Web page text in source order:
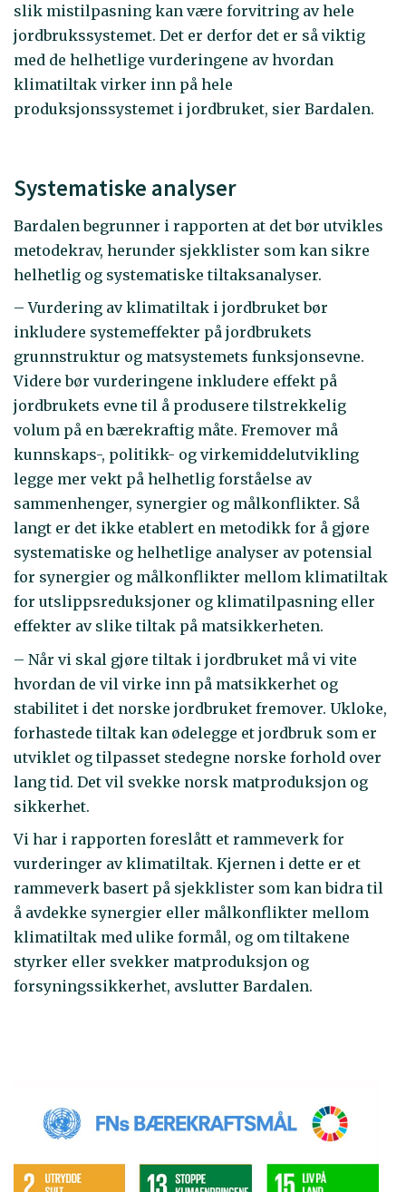
slik mistilpasning kan være forvitring av hele
jordbrukssystemet. Det er derfor det er så viktig
med de helhetlige vurderingene av hvordan
klimatiltak virker inn på hele
produksjonssystemet i jordbruket, sier Bardalen.
Systematiske analyser
Bardalen begrunner i rapporten at det bør utvikles
metodekrav, herunder sjekklister som kan sikre
helhetlig og systematiske tiltaksanalyser.
– Vurdering av klimatiltak i jordbruket bør
inkludere systemeffekter på jordbrukets
grunnstruktur og matsystemets funksjonsevne.
Videre bør vurderingene inkludere effekt på
jordbrukets evne til å produsere tilstrekkelig
volum på en bærekraftig måte. Fremover må
kunnskaps-, politikk- og virkemiddelutvikling
legge mer vekt på helhetlig forståelse av
sammenhenger, synergier og målkonflikter. Så
langt er det ikke etablert en metodikk for å gjøre
systematiske og helhetlige analyser av potensial
for synergier og målkonflikter mellom klimatiltak
for utslippsreduksjoner og klimatilpasning eller
effekter av slike tiltak på matsikkerheten.
– Når vi skal gjøre tiltak i jordbruket må vi vite
hvordan de vil virke inn på matsikkerhet og
stabilitet i det norske jordbruket fremover. Ukloke,
forhastede tiltak kan ødelegge et jordbruk som er
utviklet og tilpasset stedegne norske forhold over
lang tid. Det vil svekke norsk matproduksjon og
sikkerhet.
Vi har i rapporten foreslått et rammeverk for
vurderinger av klimatiltak. Kjernen i dette er et
rammeverk basert på sjekklister som kan bidra til
å avdekke synergier eller målkonflikter mellom
klimatiltak med ulike formål, og om tiltakene
styrker eller svekker matproduksjon og
forsyningssikkerhet, avslutter Bardalen.